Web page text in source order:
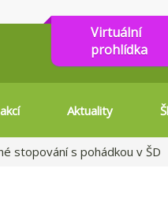
Virtuální
prohlídka
Aktuality
stopování s pohádkou v ŠD